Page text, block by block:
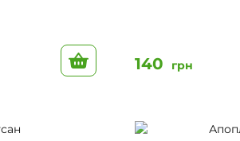
До кошику
140 грн